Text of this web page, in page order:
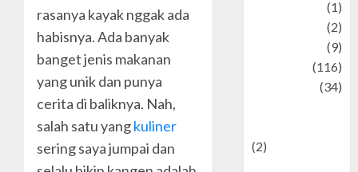
rasanya kayak nggak ada
habisnya. Ada banyak
banget jenis makanan
yang unik dan punya
cerita di baliknya. Nah,
salah satu yangkuliner
sering saya jumpai dan
(1)
(2)
(9)
(116)
(34)
(2)